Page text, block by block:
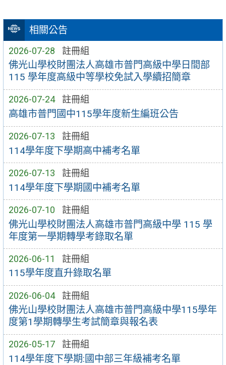
相關公告
2026-07-28 註冊組
佛光山學校財團法人高雄市普門高級中學日間部
115 學年度高級中等學校免試入學續招簡章
2026-07-24 註冊組
高雄市普門國中115學年度新生編班公告
2026-07-13 註冊組
114學年度下學期高中補考名單
2026-07-13 註冊組
114學年度下學期國中補考名單
2026-07-10 註冊組
佛光山學校財團法人高雄市普門高級中學 115 學
年度第一學期轉學考錄取名單
2026-06-11 註冊組
115學年度直升錄取名單
2026-06-04 註冊組
佛光山學校財團法人高雄市普門高級中學115學年
度第1學期轉學生考試簡章與報名表
2026-05-17 註冊組
114學年度下學期:國中部三年級補考名單